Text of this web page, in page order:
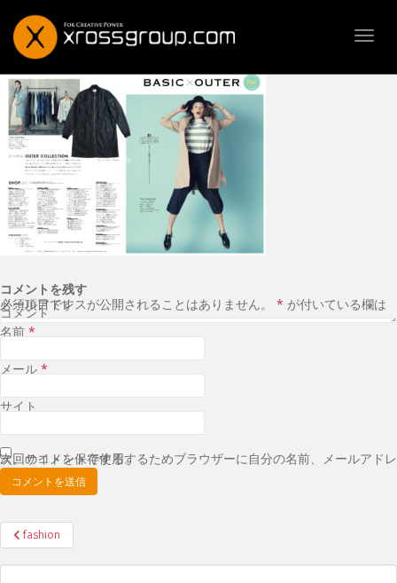
コメントを残す
メールアドレスが公開されることはありません。
*
が付いている欄は必須項目です
コメント
名前 *
メール *
サイト
次回のコメントで使用するためブラウザーに自分の名前、メールアドレス、サイトを保存する。
投
稿
fashion